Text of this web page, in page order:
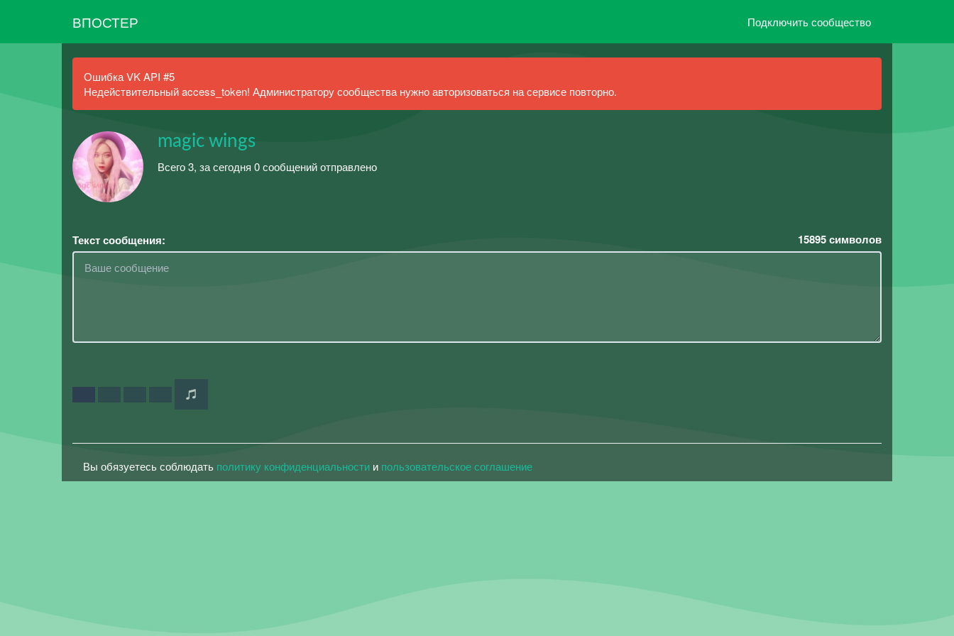
ВПОСТЕР Подключить сообщество
Ошибка VK API #5
Недействительный access_token! Администратору сообщества нужно авторизоваться на сервисе повторно.
magic wings
Всего 3, за сегодня 0 сообщений отправлено
Текст сообщения: 15895символов
Вы обязуетесь соблюдать политику конфиденциальности и пользовательское соглашение